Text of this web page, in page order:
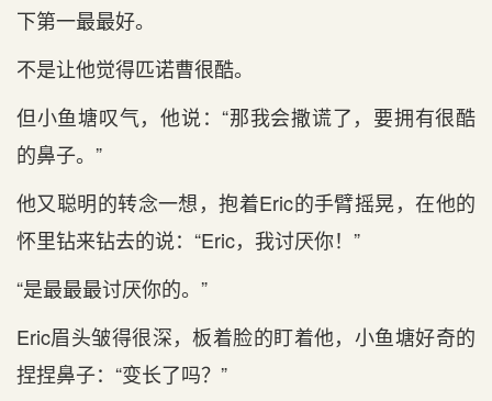
下第一最最好。
不是让他觉得匹诺曹很酷。
但小鱼塘叹气，他说：“那我会撒谎了，要拥有很酷
的鼻子。”
他又聪明的转念一想，抱着Eric的手臂摇晃，在他的
怀里钻来钻去的说：“Eric，我讨厌你！”
“是最最最讨厌你的。”
Eric眉头皱得很深，板着脸的盯着他，小鱼塘好奇的
捏捏鼻子：“变长了吗？”